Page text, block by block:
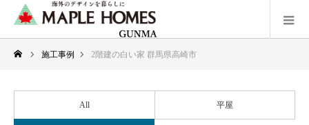
施工事例 2階建の白い家 群馬県高崎市
All 平屋